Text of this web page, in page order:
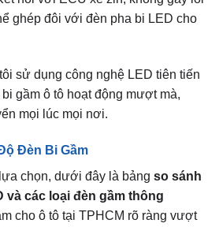
ghép đôi với đèn pha bi LED cho
sử dụng công nghệ LED tiên tiến
gầm ô tô hoạt động mượt mà,
mọi lúc mọi nơi.
Đèn Bi Gầm
chọn, dưới đây là bảng so sánh
và các loại đèn gầm thông
cho ô tô tại TPHCM rõ ràng vượt